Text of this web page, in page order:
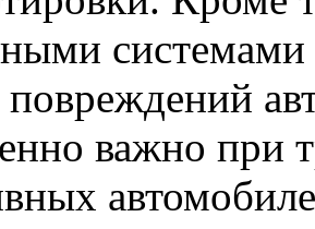
системами
повреждений
важно при